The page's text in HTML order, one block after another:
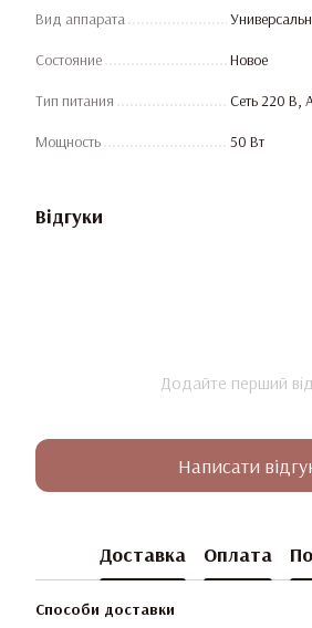
Вид аппарата
Состояние Новое
Тип питания Сеть 220 В,
Мощность 50 Вт
Відгуки
Додайте перший
Написати
Доставка Оплата
Способи доставки